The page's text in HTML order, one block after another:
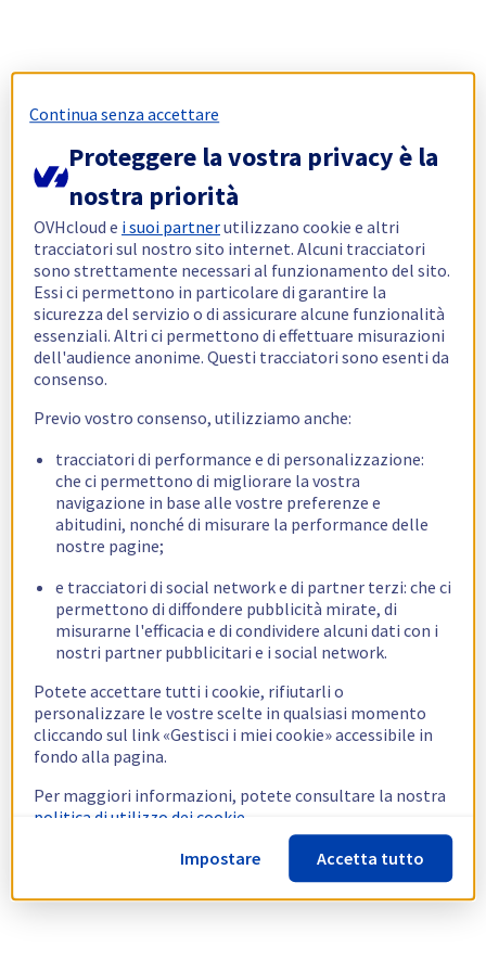
Continua senza accettare
Proteggere la vostra privacy è la
nostra priorità
OVHcloud e i suoi partnerutilizzano cookie e altri
tracciatori sul nostro sito internet. Alcuni tracciatori
sono strettamente necessari al funzionamento del sito.
Essi ci permettono in particolare di garantire la
sicurezza del servizio o di assicurare alcune funzionalità
essenziali. Altri ci permettono di effettuare misurazioni
dell'audience anonime. Questi tracciatori sono esenti da
consenso.
Previo vostro consenso, utilizziamo anche:
tracciatori di performance e di personalizzazione:
che ci permettono di migliorare la vostra
navigazione in base alle vostre preferenze e
abitudini, nonché di misurare la performance delle
nostre pagine;
e tracciatori di social network e di partner terzi: che ci
permettono di diffondere pubblicità mirate, di
misurarne l'efficacia e di condividere alcuni dati con i
nostri partner pubblicitari e i social network.
Potete accettare tutti i cookie, rifiutarli o
personalizzare le vostre scelte in qualsiasi momento
cliccando sul link «Gestisci i miei cookie» accessibile in
fondo alla pagina.
Per maggiori informazioni, potete consultare la nostra
politica di utilizzo dei cookie.
Impostare
Accetta tutto